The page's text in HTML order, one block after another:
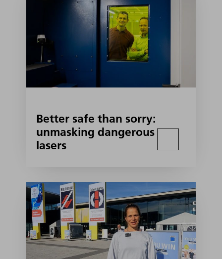
Better safe than sorry:
unmasking dangerous
lasers